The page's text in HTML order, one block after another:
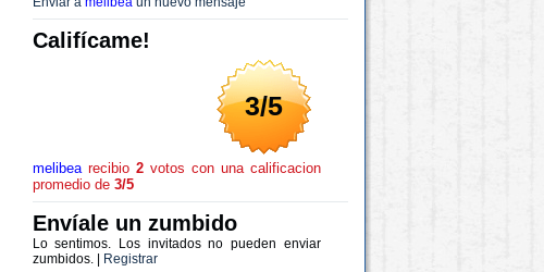
Califícame!
3/5
melibearecibio 2votos con una calificacion
promedio de 3/5
Envíale un zumbido
Lo sentimos. Los invitados no pueden enviar
zumbidos. |
Registrar